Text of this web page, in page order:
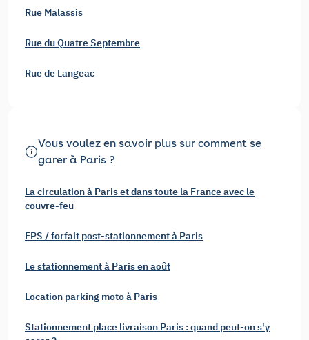
Rue Malassis
Rue du Quatre Septembre
Rue de Langeac
Vous voulez en savoir plus sur comment se
garer à Paris ?
La circulation à Paris et dans toute la France avec le
couvre-feu
FPS / forfait post-stationnement à Paris
Le stationnement à Paris en août
Location parking moto à Paris
Stationnement place livraison Paris : quand peut-on s'y